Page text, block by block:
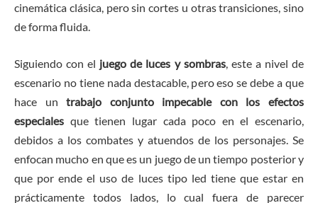
cinemática clásica, pero sin cortes u otras transiciones, sino
de forma fluida.
Siguiendo con el juego de luces y sombras, este a nivel de
escenario no tiene nada destacable, pero eso se debe a que
hace un trabajo conjunto impecable con los efectos
especiales que tienen lugar cada poco en el escenario,
debidos a los combates y atuendos de los personajes. Se
enfocan mucho en que es un juego de un tiempo posterior y
que por ende el uso de luces tipo led tiene que estar en
prácticamente todos lados, lo cual fuera de parecer